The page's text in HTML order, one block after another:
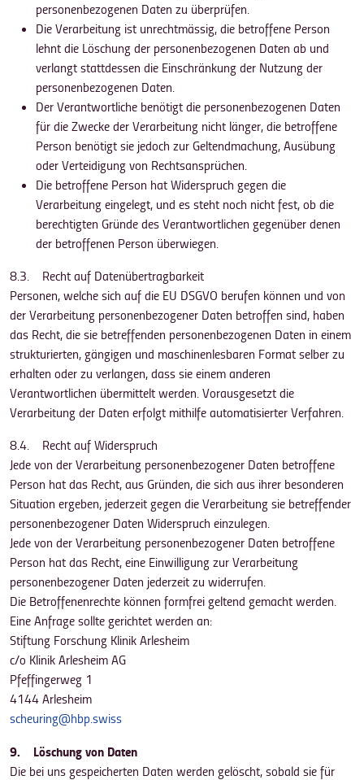
personenbezogenen Daten zu überprüfen.
Die Verarbeitung ist unrechtmässig, die betroffene Person
lehnt die Löschung der personenbezogenen Daten ab und
verlangt stattdessen die Einschränkung der Nutzung der
personenbezogenen Daten.
Der Verantwortliche benötigt die personenbezogenen Daten
für die Zwecke der Verarbeitung nicht länger, die betroffene
Person benötigt sie jedoch zur Geltendmachung, Ausübung
oder Verteidigung von Rechtsansprüchen.
Die betroffene Person hat Widerspruch gegen die
Verarbeitung eingelegt, und es steht noch nicht fest, ob die
berechtigten Gründe des Verantwortlichen gegenüber denen
der betroffenen Person überwiegen.
8.3. Recht auf Datenübertragbarkeit
Personen, welche sich auf die EU DSGVO berufen können und von
der Verarbeitung personenbezogener Daten betroffen sind, haben
das Recht, die sie betreffenden personenbezogenen Daten in einem
strukturierten, gängigen und maschinenlesbaren Format selber zu
erhalten oder zu verlangen, dass sie einem anderen
Verantwortlichen übermittelt werden. Vorausgesetzt die
Verarbeitung der Daten erfolgt mithilfe automatisierter Verfahren.
8.4. Recht auf Widerspruch
Jede von der Verarbeitung personenbezogener Daten betroffene
Person hat das Recht, aus Gründen, die sich aus ihrer besonderen
Situation ergeben, jederzeit gegen die Verarbeitung sie betreffender
personenbezogener Daten Widerspruch einzulegen.
Jede von der Verarbeitung personenbezogener Daten betroffene
Person hat das Recht, eine Einwilligung zur Verarbeitung
personenbezogener Daten jederzeit zu widerrufen.
Die Betroffenenrechte können formfrei geltend gemacht werden.
Eine Anfrage sollte gerichtet werden an:
Stiftung Forschung Klinik Arlesheim
c/o Klinik Arlesheim AG
Pfeffingerweg 1
4144 Arlesheim
scheuring@hbp.swiss
9. Löschung von Daten
Die bei uns gespeicherten Daten werden gelöscht, sobald sie für